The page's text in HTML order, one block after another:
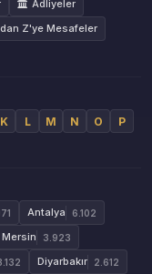
Adliyeler
Z'ye Mesafeler
K L M N O
P
Antalya 6.102
Mersin 3.923
Diyarbakır 2.612